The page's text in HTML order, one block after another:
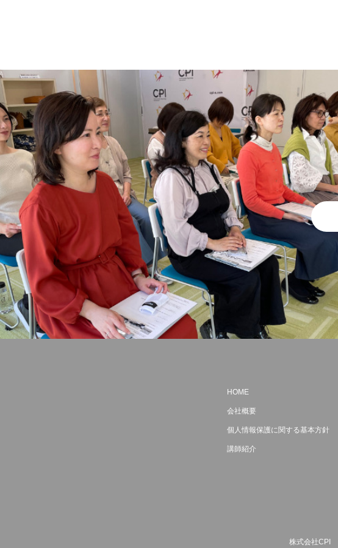
HOME
会社概要
個人情報保護に関する基本方針
講師紹介
株式会社CPI